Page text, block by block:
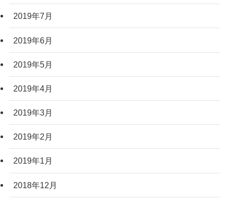
2019年7月
2019年6月
2019年5月
2019年4月
2019年3月
2019年2月
2019年1月
2018年12月